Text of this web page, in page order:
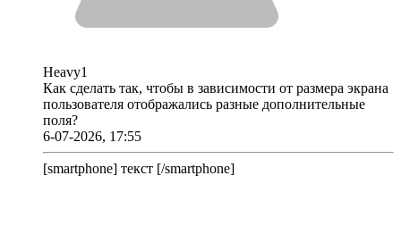
Heavy1
Как сделать так, чтобы в зависимости от размера экрана
пользователя отображались разные дополнительные
поля?
6-07-2026, 17:55
[smartphone] текст [/smartphone]